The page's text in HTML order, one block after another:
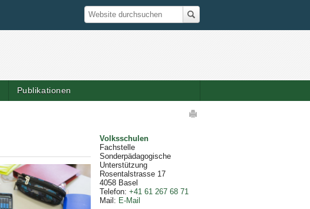
Suche
Website durchsuchen
Publikationen
Volksschulen
Fachstelle
Sonderpädagogische
Unterstützung
Rosentalstrasse 17
4058 Basel
Telefon:+41 61 267 68 71
Mail : E-Mail